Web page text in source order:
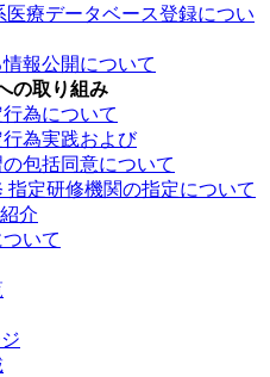
療データベース登録につい
報公開について
の取り組み
為について
為実践および
包括同意について
指定研修機関の指定について
介
いて